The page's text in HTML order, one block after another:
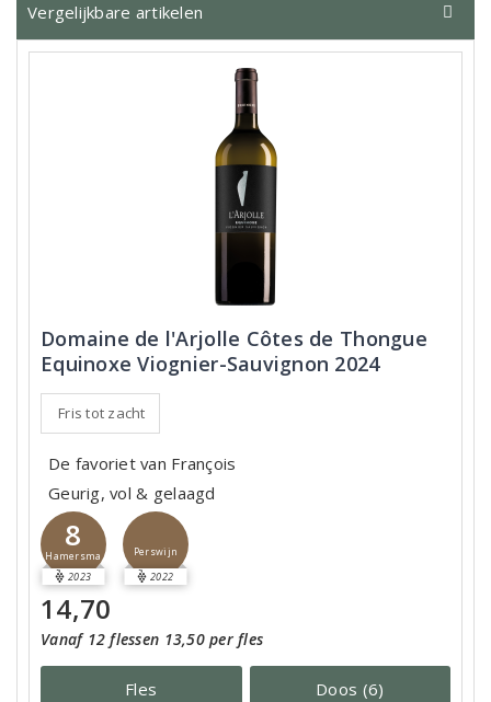
Vergelijkbare artikelen
Domaine de l'Arjolle Côtes de Thongue
Equinoxe Viognier-Sauvignon 2024
Fris tot zacht
De favoriet van François
Geurig, vol & gelaagd
8
Hamersma
2023
Perswijn
2022
14,70
Vanaf 12 flessen 13,50 per fles
Fles Doos (6)